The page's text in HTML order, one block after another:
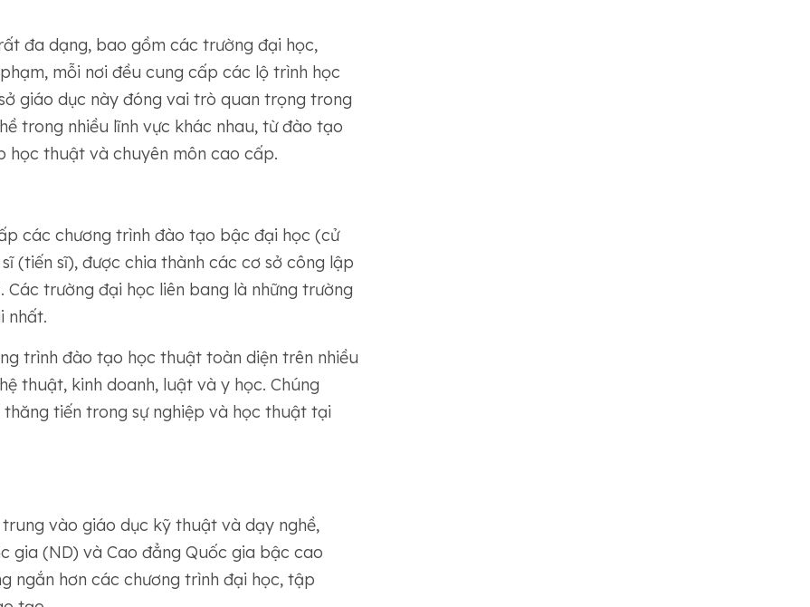
đa dạng, bao gồm các trường đại học,
mỗi nơi đều cung cấp các lộ trình học
giáo dục này đóng vai trò quan trọng trong
trong nhiều lĩnh vực khác nhau, từ đào tạo
học thuật và chuyên môn cao cấp.
các chương trình đào tạo bậc đại học (cử
(tiến sĩ), được chia thành các cơ sở công lập
trường đại học liên bang là những trường
nhất.
trình đào tạo học thuật toàn diện trên nhiều
thuật, kinh doanh, luật và y học. Chúng
tiến trong sự nghiệp và học thuật tại
vào giáo dục kỹ thuật và dạy nghề,
gia (ND) và Cao đẳng Quốc gia bậc cao
ngắn hơn các chương trình đại học, tập